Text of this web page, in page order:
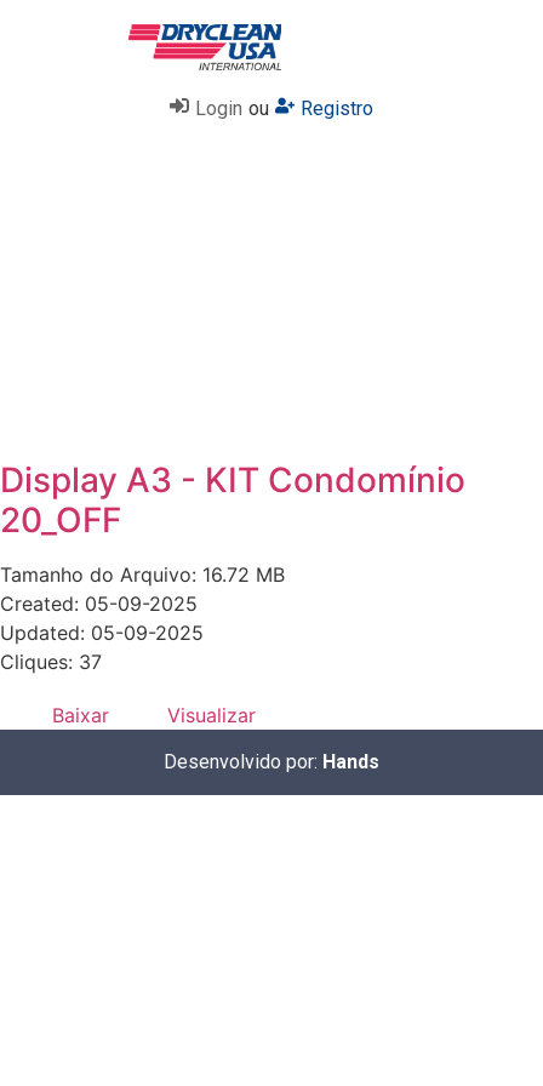
Login ou Registro
Display A3 - KIT Condomínio
20_OFF
Tamanho do Arquivo: 16.72 MB
Created: 05-09-2025
Updated: 05-09-2025
Cliques: 37
Baixar Visualizar
Desenvolvido por: Hands